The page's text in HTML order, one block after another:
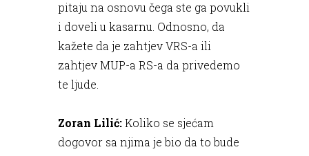
pitaju na osnovu čega ste ga povukli
i doveli u kasarnu. Odnosno, da
kažete da je zahtjev VRS-a ili
zahtjev MUP-a RS-a da privedemo
te ljude.
Zoran Lilić:Koliko se sjećam
dogovor sa njima je bio da to bude